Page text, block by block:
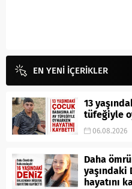
EN YENİ İÇERİKLER
13
tüfeğiyle
06.08.2026
Daha
yaşındaki
hayatını